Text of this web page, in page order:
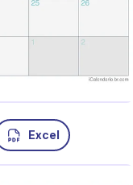
Excel